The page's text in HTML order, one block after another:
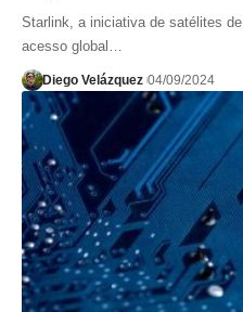
Starlink, a iniciativa de satélites
acesso global…
Diego Velázquez 04/09/2024